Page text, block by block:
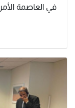
في العاصمة